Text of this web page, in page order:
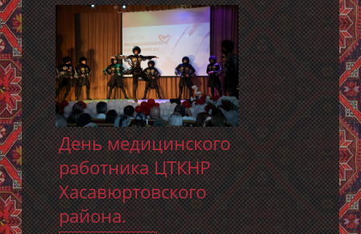
День медицинского
работника ЦТКНР
Хасавюртовского
района.